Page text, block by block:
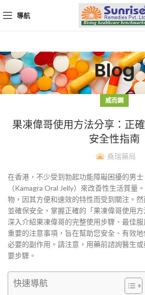
導航
Blog
威而鋼
果凍偉哥使用方法分享：正
安全性指南
桑瑞藥局
在香港，不少受到勃起功能障礙困擾的男
（Kamagra Oral Jelly）來改善性生活質量
物，因其方便和速效的特性而受到關注。
並確保安全，掌握正確的「果凍偉哥使用
深入介紹果凍偉哥的完整使用步驟、最佳
重要的注意事項，旨在幫助您安全、有效
必要的副作用。請注意，用藥前諮詢醫生
要步驟。
快速導航